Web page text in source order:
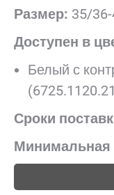
Размер: 35/
Доступен в
Белый с
Сроки
Минимальная